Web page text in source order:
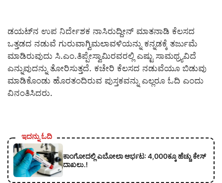
ಡಯಟ್‍ನ ಉಪ ನಿರ್ದೇಶಕ ನಾಸಿರುದ್ದೀನ್ ಮಾತನಾಡಿ ಕೆಲಸದ
ಒತ್ತಡದ ನಡುವೆ ಗುರುವಾಗ್ವಿಮಲಾವಳಿಯನ್ನು ಕನ್ನಡಕ್ಕೆ ತರ್ಜುಮೆ
ಮಾಡಿರುವುದು ಸಿ.ಎಂ.ತಿಪ್ಪೇಸ್ವಾಮಿರವರಲ್ಲಿ ಎಷ್ಟು ಸಾಮಥ್ರ್ಯವಿದೆ
ಎನ್ನುವುದನ್ನು ತೋರಿಸುತ್ತದೆ. ಕಚೇರಿ ಕೆಲಸದ ನಡುವೆಯೂ ಬಿಡುವು
ಮಾಡಿಕೊಂಡು ಹೊರತಂದಿರುವ ಪುಸ್ತಕವನ್ನು ಎಲ್ಲರೂ ಓದಿ ಎಂದು
ವಿನಂತಿಸಿದರು.
ಇದನ್ನು ಓದಿ
ಕಾಂಗೋದಲ್ಲಿ ಎಬೋಲಾ ಆರ್ಭಟ: 4,000ಕ್ಕೂ ಹೆಚ್ಚು ಕೇಸ್
ದಾಖಲು.!